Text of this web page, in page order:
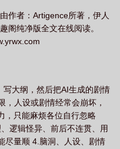
作者：Artigence所著，伊人
阁纯净版全文在线阅读。
大纲，然后把AI生成的剧情
，人设或剧情经常会崩坏，
，只能麻烦各位自行忽略
逻辑怪异、前后不连贯、用
尽量顺 4.脑洞、人设、剧情